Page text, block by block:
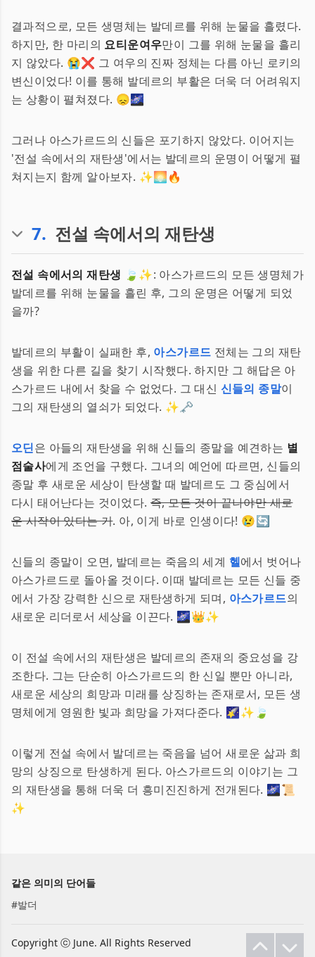
결과적으로, 모든 생명체는 발데르를 위해 눈물을 흘렸다.
하지만, 한 마리의 요티운여우만이 그를 위해 눈물을 흘리
지 않았다. 😭❌ 그 여우의 진짜 정체는 다름 아닌 로키의
변신이었다! 이를 통해 발데르의 부활은 더욱 더 어려워지
는 상황이 펼쳐졌다. 😞🌌
그러나 아스가르드의 신들은 포기하지 않았다. 이어지는
'전설 속에서의 재탄생'에서는 발데르의 운명이 어떻게 펼
쳐지는지 함께 알아보자. ✨🌅🔥
7. 전설 속에서의 재탄생
전설 속에서의 재탄생 🍃✨: 아스가르드의 모든 생명체가
발데르를 위해 눈물을 흘린 후, 그의 운명은 어떻게 되었
을까?
발데르의 부활이 실패한 후, 아스가르드 전체는 그의 재탄
생을 위한 다른 길을 찾기 시작했다. 하지만 그 해답은 아
스가르드 내에서 찾을 수 없었다. 그 대신 신들의 종말이
그의 재탄생의 열쇠가 되었다. ✨🗝️
오딘은 아들의 재탄생을 위해 신들의 종말을 예견하는 별
점술사에게 조언을 구했다. 그녀의 예언에 따르면, 신들의
종말 후 새로운 세상이 탄생할 때 발데르도 그 중심에서
다시 태어난다는 것이었다. 즉, 모든 것이 끝나야만 새로
운 시작이 있다는 거. 아, 이게 바로 인생이다! 😢🔄
신들의 종말이 오면, 발데르는 죽음의 세계 헬에서 벗어나
아스가르드로 돌아올 것이다. 이때 발데르는 모든 신들 중
에서 가장 강력한 신으로 재탄생하게 되며, 아스가르드의
새로운 리더로서 세상을 이끈다. 🌌👑✨
이 전설 속에서의 재탄생은 발데르의 존재의 중요성을 강
조한다. 그는 단순히 아스가르드의 한 신일 뿐만 아니라,
새로운 세상의 희망과 미래를 상징하는 존재로서, 모든 생
명체에게 영원한 빛과 희망을 가져다준다. 🌠✨🍃
이렇게 전설 속에서 발데르는 죽음을 넘어 새로운 삶과 희
망의 상징으로 탄생하게 된다. 아스가르드의 이야기는 그
의 재탄생을 통해 더욱 더 흥미진진하게 전개된다. 🌌📜
✨
같은 의미의 단어들
#발더
Copyright ⓒ June. All Rights Reserved